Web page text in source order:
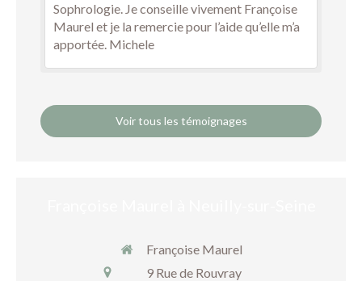
Sophrologie. Je conseille vivement Françoise
Maurel et je la remercie pour l’aide qu’elle m’a
apportée. Michele
Voir tous les témoignages
Françoise Maurel
9 Rue de Rouvray